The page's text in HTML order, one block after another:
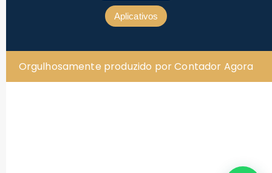
Aplicativos
Orgulhosamente produzido por Contador Agora